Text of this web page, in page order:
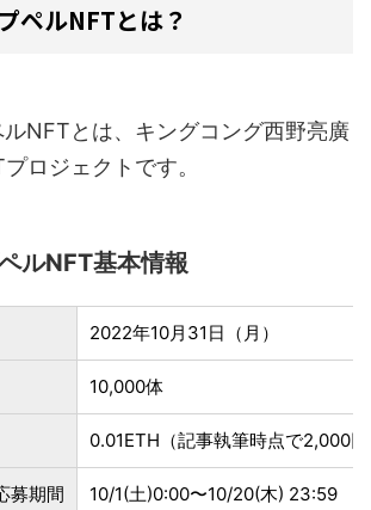
ペルNFTとは？
NFTとは、キングコング西野亮廣
ロジェクトです。
ルNFT基本情報
2022年10月31日（月）
10,000体
0.01ETH（記事執筆時点で2,000
募期間 10/1(土)0:00〜10/20(木) 23:59